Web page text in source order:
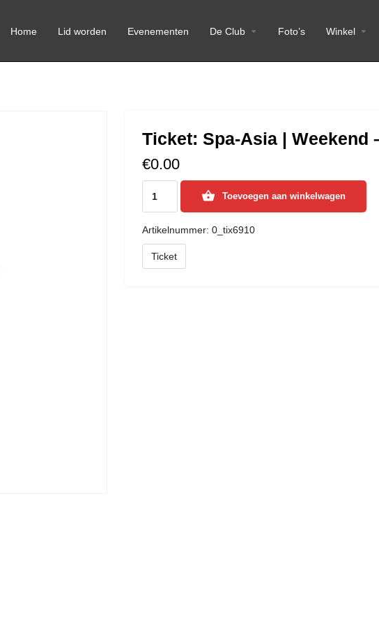
Home Lid worden Evenementen De Club Foto’s Winkel
Ticket: Spa-Asia | Weekend
€0.00
Toevoegen aan winkelwagen
Artikelnummer: 0_tix6910
Ticket